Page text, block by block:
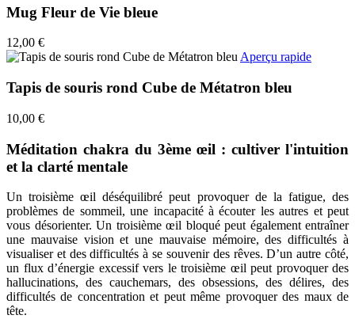
Mug Fleur de Vie bleue
12,00 €
Aperçu rapide
Tapis de souris rond Cube de Métatron bleu
10,00 €
Méditation chakra du 3ème œil : cultiver l'intuition
et la clarté mentale
Un troisième œil déséquilibré peut provoquer de la fatigue, des
problèmes de sommeil, une incapacité à écouter les autres et peut
vous désorienter. Un troisième œil bloqué peut également entraîner
une mauvaise vision et une mauvaise mémoire, des difficultés à
visualiser et des difficultés à se souvenir des rêves. D’un autre côté,
un flux d’énergie excessif vers le troisième œil peut provoquer des
hallucinations, des cauchemars, des obsessions, des délires, des
difficultés de concentration et peut même provoquer des maux de
tête.